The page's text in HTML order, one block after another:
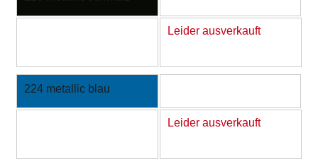
Leider ausverkauft
224 metallic blau
Leider ausverkauft